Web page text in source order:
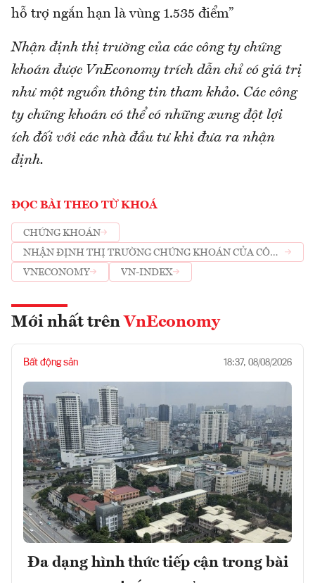
hỗ trợ ngắn hạn là vùng 1.535 điểm”
Nhận định thị trường của các công ty chứng
khoán được VnEconomy trích dẫn chỉ có giá trị
như một nguồn thông tin tham khảo. Các công
ty chứng khoán có thể có những xung đột lợi
ích đối với các nhà đầu tư khi đưa ra nhận
định.
ĐỌC BÀI THEO TỪ KHOÁ
CHỨNG KHOÁN
NHẬN ĐỊNH THỊ TRƯỜNG CHỨNG KHOÁN CỦA CÔNG
TY CHỨNG KHOÁN
VNECONOMY VN-INDEX
Mới nhất trên VnEconomy
Bất động sản 18:37, 08/08/2026
Đa dạng hình thức tiếp cận trong bài